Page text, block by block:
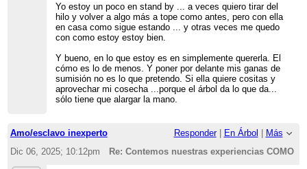
Yo estoy un poco en stand by ... a veces quiero tirar del
hilo y volver a algo más a tope como antes, pero con ella
en casa como sigue estando ... y otras veces me quedo
con como estoy estoy bien.
Y bueno, en lo que estoy es en simplemente quererla. El
cómo es lo de menos. Y poner por delante mis ganas de
sumisión no es lo que pretendo. Si ella quiere cositas y
aprovechar mi cosecha ...porque el árbol da lo que da...
sólo tiene que alargar la mano.
Amo/esclavo inexperto Responder| En Árbol
Más
Dic 06, 2025; 10:12pm
Re: Contemos nuestras experiencias COMO